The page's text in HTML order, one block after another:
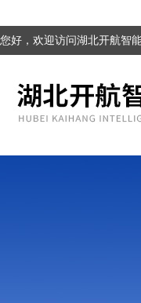
您好，欢迎访问湖北开航智